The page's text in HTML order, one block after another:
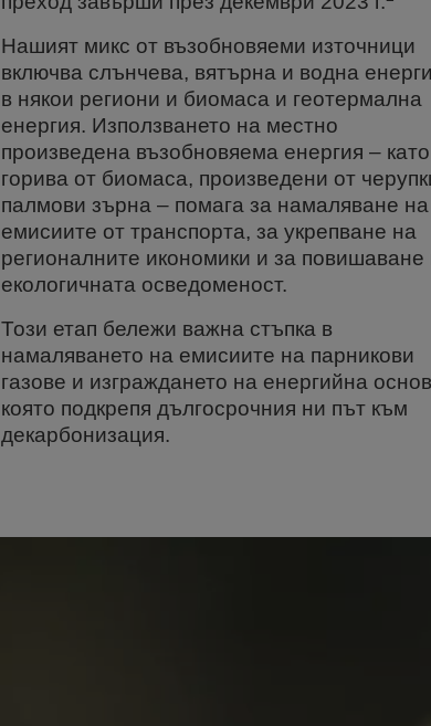
Нашият микс от възобновяеми източници
включва слънчева, вятърна и водна
в някои региони и биомаса и геотермална
енергия. Използването на местно
произведена възобновяема енергия – като
горива от биомаса, произведени от
палмови зърна – помага за намаляване на
емисиите от транспорта, за укрепване на
регионалните икономики и за повишаване
екологичната осведоменост.
Този етап бележи важна стъпка в
намаляването на емисиите на парникови
газове и изграждането на енергийна
която подкрепя дългосрочния ни път към
декарбонизация.